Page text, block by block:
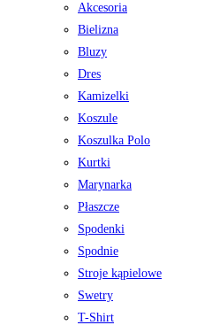
Akcesoria
Bielizna
Bluzy
Dres
Kamizelki
Koszule
Koszulka Polo
Kurtki
Marynarka
Płaszcze
Spodenki
Spodnie
Stroje kąpielowe
Swetry
T-Shirt